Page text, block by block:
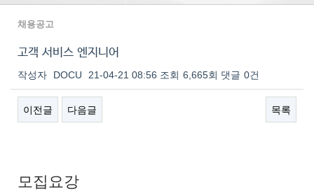
채용공고
고객 서비스 엔지니어
작성자 DOCU 21-04-21 08:56 조회 6,665회 댓글 0건
이전글 다음글 목록
모집요강